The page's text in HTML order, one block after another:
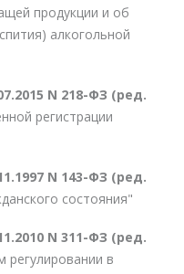
продукции и об
алкогольной
N 218-ФЗ (ред.
регистрации
N 143-ФЗ (ред.
состояния"
N 311-ФЗ (ред.
в